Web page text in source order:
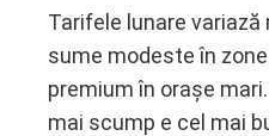
Tarifele lunare variază
sume modeste în
premium în orașe
mai scump e cel mai